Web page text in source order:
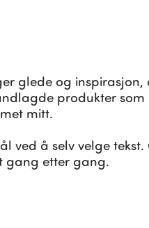
glede og
produkter
mitt.
ved å selv velge
gang etter gang.